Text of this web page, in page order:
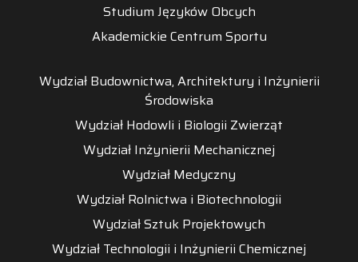
Studium Języków Obcych
Akademickie Centrum Sportu
Wydział Budownictwa, Architektury i Inżynierii
Środowiska
Wydział Hodowli i Biologii Zwierząt
Wydział Inżynierii Mechanicznej
Wydział Medyczny
Wydział Rolnictwa i Biotechnologii
Wydział Sztuk Projektowych
Wydział Technologii i Inżynierii Chemicznej